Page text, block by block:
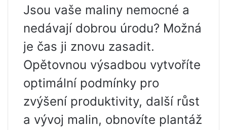
Jsou vaše maliny nemocné a
nedávají dobrou úrodu? Možná
je čas ji znovu zasadit.
Opětovnou výsadbou vytvoříte
optimální podmínky pro
zvýšení produktivity, další růst
a vývoj malin, obnovíte plantáž